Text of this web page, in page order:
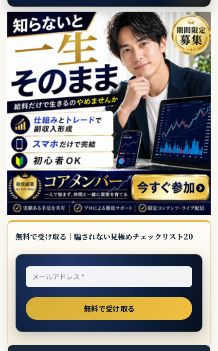
無料で受け取る｜騙されない見極めチェックリスト20